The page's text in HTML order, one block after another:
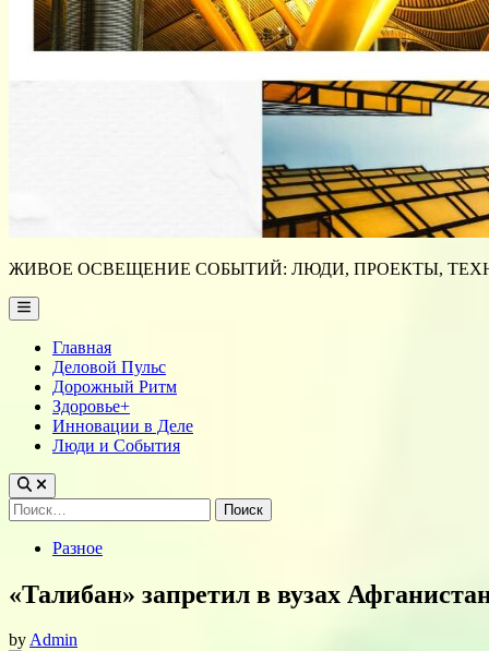
ЖИВОЕ ОСВЕЩЕНИЕ СОБЫТИЙ: ЛЮДИ, ПРОЕКТЫ,
Main
Menu
Главная
Деловой Пульс
Дорожный Ритм
Здоровье+
Инновации в Деле
Люди и События
Найти:
PostedРазное
«Талибан» запретил в вузах
byAdmin